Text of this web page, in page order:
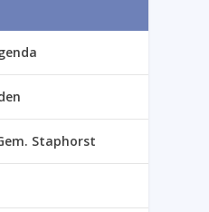
Staphorst